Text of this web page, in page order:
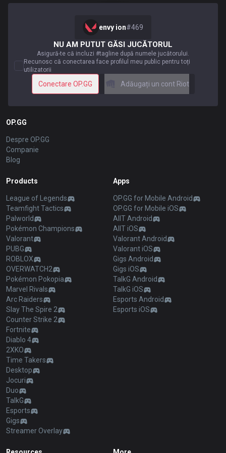
envy ion#469
NU AM PUTUT GĂSI JUCĂTORUL
Asigură-te că incluzi #tagline după numele jucătorului.
Recunosc că conectarea face profilul meu public pentru toți
utilizatorii
Conectare OP.GG Adăugați un cont Riot
OP.GG
Despre OP.GG
Companie
Blog
Products
League of Legends
Teamfight Tactics
Palworld
Pokémon Champions
Valorant
PUBG
ROBLOX
OVERWATCH2
Pokémon Pokopia
Marvel Rivals
Arc Raiders
Slay The Spire 2
Counter Strike 2
Fortnite
Diablo 4
2XKO
Time Takers
Desktop
Jocuri
Duo
TalkG
Esports
Gigs
Streamer Overlay
Apps
OP.GG for Mobile Android
OP.GG for Mobile iOS
AllT Android
AllT iOS
Valorant Android
Valorant iOS
Gigs Android
Gigs iOS
TalkG Android
TalkG iOS
Esports Android
Esports iOS